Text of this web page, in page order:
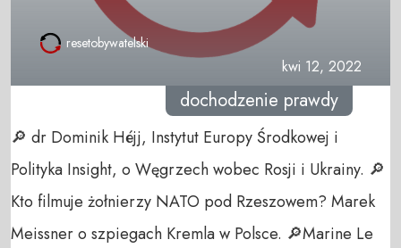
resetobywatelski
kwi 12, 2022
dochodzenie prawdy
🔎 dr Dominik Héjj, Instytut Europy Środkowej i
Polityka Insight, o Węgrzech wobec Rosji i Ukrainy. 🔎
Kto filmuje żołnierzy NATO pod Rzeszowem? Marek
Meissner o szpiegach Kremla w Polsce. 🔎Marine Le